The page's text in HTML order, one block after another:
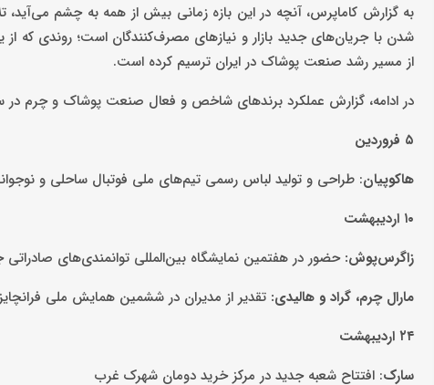
به گزارش کاماپرس، آنچه در این بازه زمانی بیش از همه به چشم می‌آید،
شدن با جریان‌های جدید بازار و نیازهای مصرف‌کنندگان است؛ روندی که
از مسیر رشد صنعت پوشاک در ایران ترسیم کرده است.
در ادامه، گزارش عملکرد برندهای شاخص و فعال صنعت پوشاک و چرم در سال ۱۴۰۴ را مشاهده
۵ فروردین
هاکوپیان: طراحی و تولید لباس رسمی تیم‌های ملی فوتبال ساحلی و
۱۰ اردیبهشت
زاگرس‌پوش: حضور در هفتمین نمایشگاه بین‌المللی توانمندی‌های صادراتی
مارال‌ چرم، گراد و هالیدی: تقدیر از مدیران در ششمین همایش ملی فرانچایز
۲۴ اردیبهشت
سارک: افتتاح شعبه جدید در مرکز خرید دومان شهرک غرب